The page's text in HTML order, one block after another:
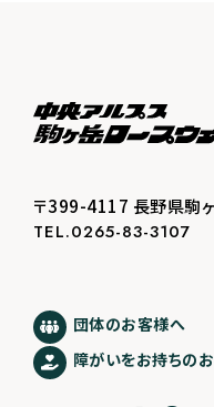
〒399-4117 長野県駒
TEL.0265-83-3107
団体のお客様へ
障がいをお持ちの